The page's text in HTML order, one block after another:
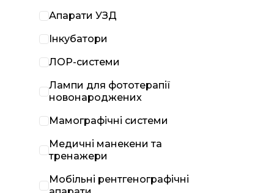
Апарати УЗД
Інкубатори
ЛОР-системи
Лампи для фототерапії
новонароджених
Мамографічні системи
Медичні манекени та
тренажери
Мобільні рентгенографічні